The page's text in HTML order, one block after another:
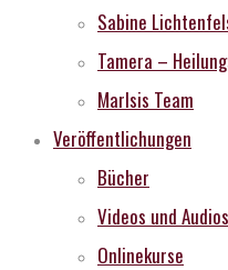
Sabine
Tamera –
MarIsis Team
Veröffentlichungen
Bücher
Videos und Audios
Onlinekurse